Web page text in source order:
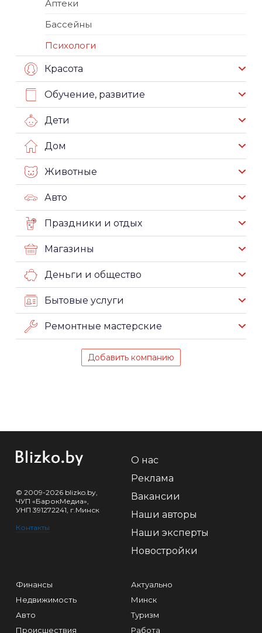
Аптеки
Бассейны
Психологи
Красота
Обучение, развитие
Дети
Дом
Животные
Авто
Праздники и отдых
Магазины
Деньги и общество
Бытовые услуги
Ремонтные мастерские
Добавить компанию
© 2009-2026 blizko.by,
ЧУП «БарокМедиа»,
УНП 391272241, г.Минск
Контакты
О нас
Реклама
Вакансии
Наши авторы
Наши эксперты
Новостройки
Финансы
Недвижимость
Авто
Происшествия
Актуально
Минск
Туризм
Работа